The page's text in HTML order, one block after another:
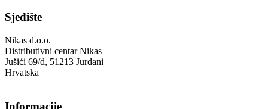
Sjedište
Nikas d.o.o.
Distributivni centar Nikas
Jušići 69/d, 51213 Jurdani
Hrvatska
Informacije